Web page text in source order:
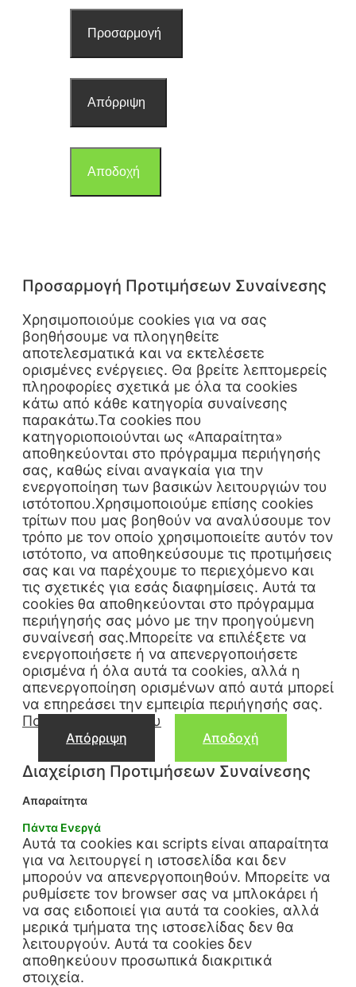
Προσαρμογή
Απόρριψη
Αποδοχή
Προσαρμογή Προτιμήσεων Συναίνεσης
Χρησιμοποιούμε cookies για να σας
βοηθήσουμε να πλοηγηθείτε
αποτελεσματικά και να εκτελέσετε
ορισμένες ενέργειες. Θα βρείτε λεπτομερείς
πληροφορίες σχετικά με όλα τα cookies
κάτω από κάθε κατηγορία συναίνεσης
παρακάτω.Τα cookies που
κατηγοριοποιούνται ως «Απαραίτητα»
αποθηκεύονται στο πρόγραμμα περιήγησής
σας, καθώς είναι αναγκαία για την
ενεργοποίηση των βασικών λειτουργιών του
ιστότοπου.Χρησιμοποιούμε επίσης cookies
τρίτων που μας βοηθούν να αναλύσουμε τον
τρόπο με τον οποίο χρησιμοποιείτε αυτόν τον
ιστότοπο, να αποθηκεύσουμε τις προτιμήσεις
σας και να παρέχουμε το περιεχόμενο και
τις σχετικές για εσάς διαφημίσεις. Αυτά τα
cookies θα αποθηκεύονται στο πρόγραμμα
περιήγησής σας μόνο με την προηγούμενη
συναίνεσή σας.Μπορείτε να επιλέξετε να
ενεργοποιήσετε ή να απενεργοποιήσετε
ορισμένα ή όλα αυτά τα cookies, αλλά η
απενεργοποίηση ορισμένων από αυτά μπορεί
να επηρεάσει την εμπειρία περιήγησής σας.
Πολιτική Απορρήτου
Απόρριψη Αποδοχή
Διαχείριση Προτιμήσεων Συναίνεσης
Απαραίτητα
Πάντα Ενεργά
Αυτά τα cookies και scripts είναι απαραίτητα
για να λειτουργεί η ιστοσελίδα και δεν
μπορούν να απενεργοποιηθούν. Μπορείτε να
ρυθμίσετε τον browser σας να μπλοκάρει ή
να σας ειδοποιεί για αυτά τα cookies, αλλά
μερικά τμήματα της ιστοσελίδας δεν θα
λειτουργούν. Αυτά τα cookies δεν
αποθηκεύουν προσωπικά διακριτικά
στοιχεία.